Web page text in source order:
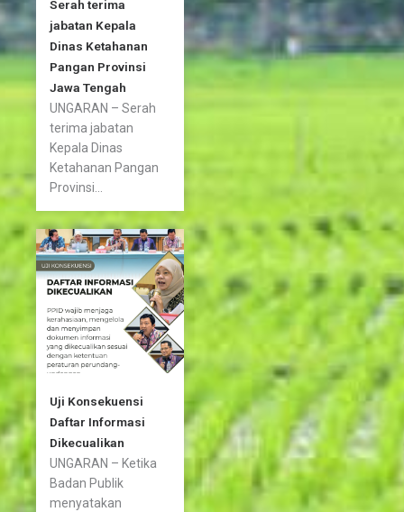
Serah terima
jabatan Kepala
Dinas Ketahanan
Pangan Provinsi
Jawa Tengah
UNGARAN – Serah
terima jabatan
Kepala Dinas
Ketahanan Pangan
Provinsi...
Uji Konsekuensi
Daftar Informasi
Dikecualikan
UNGARAN – Ketika
Badan Publik
menyatakan